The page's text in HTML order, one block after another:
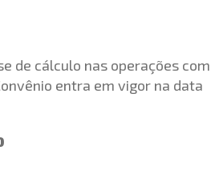
de cálculo nas operações com
entra em vigor na data